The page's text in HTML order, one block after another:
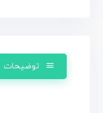
توضیحات